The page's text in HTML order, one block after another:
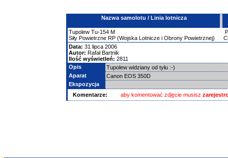
Nazwa samolotu / Linia lotnicza
Tupolew Tu-154 M
Siły Powietrzne RP (Wojska Lotnicze i Obrony Powietrznej)
Data: 31 lipca 2006
Autor: Rafał Bartnik
Ilość wyświetleń: 2811
Opis
Tupolew widziany od tyłu :-)
Aparat
Canon EOS 350D
Ekspozycja
Komentarze:
aby komentować zdjęcie musisz